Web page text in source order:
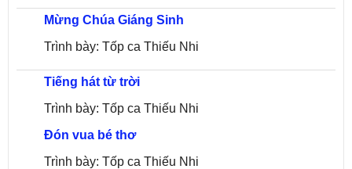
Mừng Chúa Giáng Sinh
Trình bày: Tốp ca Thiếu Nhi
Tiếng hát từ trời
Trình bày: Tốp ca Thiếu Nhi
Đón vua bé thơ
Trình bày: Tốp ca Thiếu Nhi